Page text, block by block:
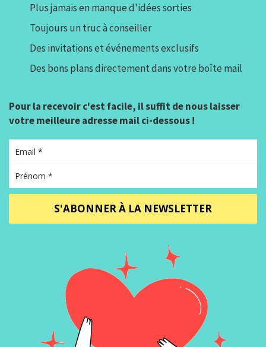
Plus jamais en manque d'idées sorties
Toujours un truc à conseiller
Des invitations et événements exclusifs
Des bons plans directement dans votre boîte mail
Pour la recevoir c'est facile, il suffit de nous laisser
votre meilleure adresse mail ci-dessous !
S'ABONNER À LA NEWSLETTER